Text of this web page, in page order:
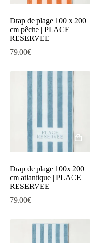
Drap de plage 100 x 200
cm pêche | PLACE
RESERVEE
79.00€
Drap de plage 100x 200
cm atlantique | PLACE
RESERVEE
79.00€